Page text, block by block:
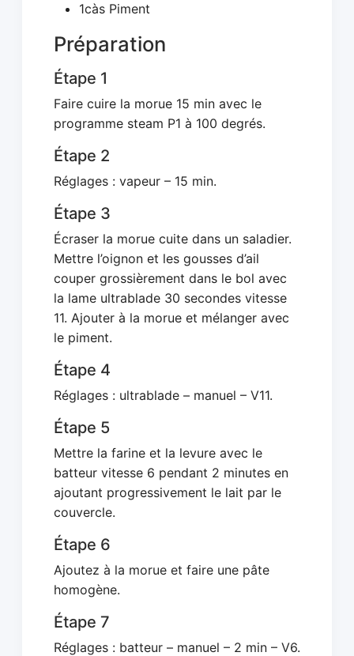
1càs Piment
Préparation
Étape 1
Faire cuire la morue 15 min avec le
programme steam P1 à 100 degrés.
Étape 2
Réglages : vapeur – 15 min.
Étape 3
Écraser la morue cuite dans un saladier.
Mettre l’oignon et les gousses d’ail
couper grossièrement dans le bol avec
la lame ultrablade 30 secondes vitesse
11. Ajouter à la morue et mélanger avec
le piment.
Étape 4
Réglages : ultrablade – manuel – V11.
Étape 5
Mettre la farine et la levure avec le
batteur vitesse 6 pendant 2 minutes en
ajoutant progressivement le lait par le
couvercle.
Étape 6
Ajoutez à la morue et faire une pâte
homogène.
Étape 7
Réglages : batteur – manuel – 2 min – V6.